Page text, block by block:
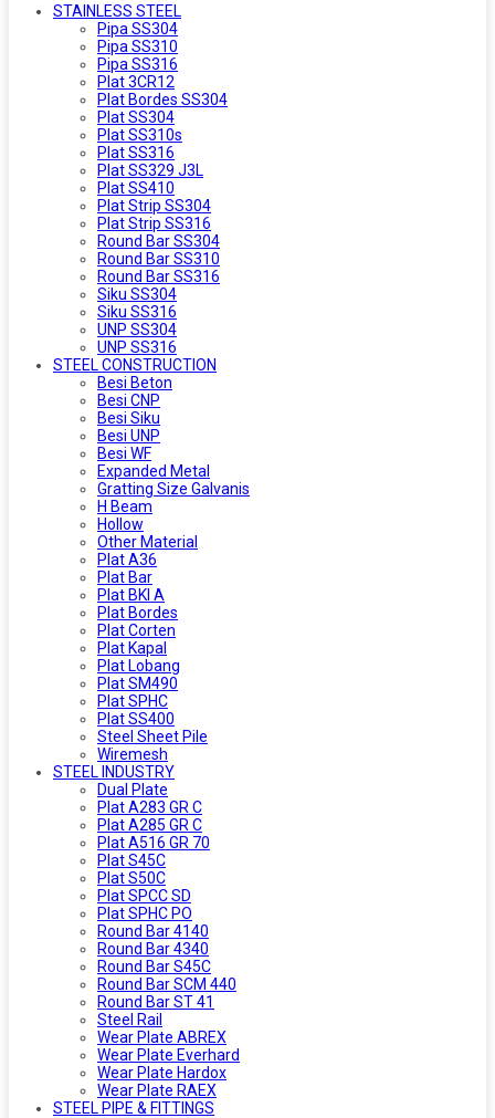
STAINLESS STEEL
Pipa SS304
Pipa SS310
Pipa SS316
Plat 3CR12
Plat Bordes SS304
Plat SS304
Plat SS310s
Plat SS316
Plat SS329 J3L
Plat SS410
Plat Strip SS304
Plat Strip SS316
Round Bar SS304
Round Bar SS310
Round Bar SS316
Siku SS304
Siku SS316
UNP SS304
UNP SS316
STEEL CONSTRUCTION
Besi Beton
Besi CNP
Besi Siku
Besi UNP
Besi WF
Expanded Metal
Gratting Size Galvanis
H Beam
Hollow
Other Material
Plat A36
Plat Bar
Plat BKI A
Plat Bordes
Plat Corten
Plat Kapal
Plat Lobang
Plat SM490
Plat SPHC
Plat SS400
Steel Sheet Pile
Wiremesh
STEEL INDUSTRY
Dual Plate
Plat A283 GR C
Plat A285 GR C
Plat A516 GR 70
Plat S45C
Plat S50C
Plat SPCC SD
Plat SPHC PO
Round Bar 4140
Round Bar 4340
Round Bar S45C
Round Bar SCM 440
Round Bar ST 41
Steel Rail
Wear Plate ABREX
Wear Plate Everhard
Wear Plate Hardox
Wear Plate RAEX
STEEL PIPE & FITTINGS